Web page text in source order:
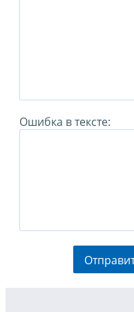
Ошибка в тексте: